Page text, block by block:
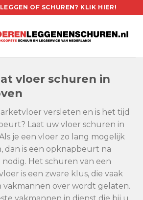
OF SCHUREN? KLIK HIER!
vloer schuren in
versleten en is het tijd
Laat uw vloer schuren in
je een vloer zo lang mogelijk
dan is een opknapbeurt na
Het schuren van een
is een zware klus, die vaak
vakmannen over wordt gelaten.